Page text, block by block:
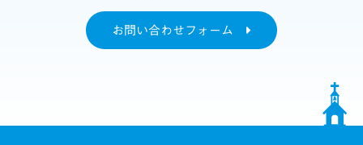
お問い合わせフォーム